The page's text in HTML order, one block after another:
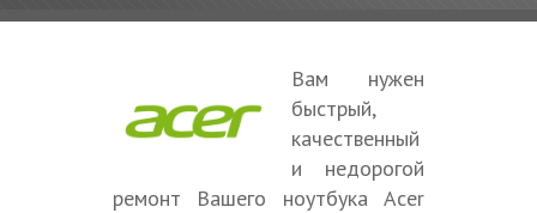
Вам нужен
быстрый,
качественный
и недорогой
ремонт Вашего ноутбука Acer